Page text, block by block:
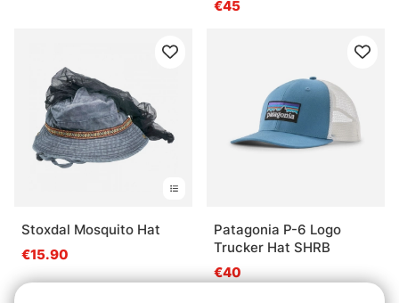
€45
Stoxdal Mosquito Hat
€15.90
Patagonia P-6 Logo
Trucker Hat SHRB
€40